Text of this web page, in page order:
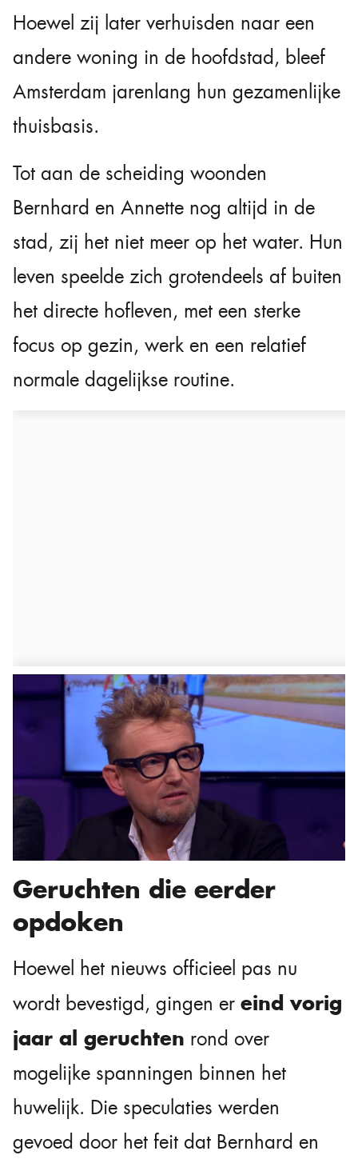
Hoewel zij later verhuisden naar een
andere woning in de hoofdstad, bleef
Amsterdam jarenlang hun gezamenlijke
thuisbasis.
Tot aan de scheiding woonden
Bernhard en Annette nog altijd in de
stad, zij het niet meer op het water. Hun
leven speelde zich grotendeels af buiten
het directe hofleven, met een sterke
focus op gezin, werk en een relatief
normale dagelijkse routine.
Geruchten die eerder
opdoken
Hoewel het nieuws officieel pas nu
wordt bevestigd, gingen er eind vorig
jaar al geruchten rond over
mogelijke spanningen binnen het
huwelijk. Die speculaties werden
gevoed door het feit dat Bernhard en